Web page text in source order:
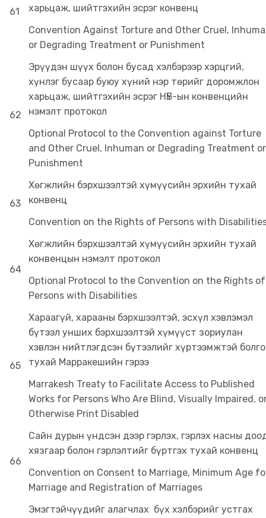
61
харьцаж, шийтгэхийн эсрэг конвенц
Convention Against Torture and Other Cruel,
or Degrading Treatment or Punishment
62
Эрүүдэн шүүх болон бусад хэлбэрээр хэрцгий,
хүнлэг бусаар буюу хүний нэр төрийг доромжлон
харьцаж, шийтгэхийн эсрэг НҮБ-ын конвенцийн
нэмэлт протокол
Optional Protocol to the Convention against Torture
and Other Cruel, Inhuman or Degrading Treatment or
Punishment
63
Хөгжлийн бэрхшээлтэй хүмүүсийн эрхийн тухай
конвенц
Convention on the Rights of Persons with
64
Хөгжлийн бэрхшээлтэй хүмүүсийн эрхийн тухай
конвенцын нэмэлт протокол
Optional Protocol to the Convention on the Rights of
Persons with Disabilities
65
Хараагүй, харааны бэрхшээлтэй, эсхүл хэвлэмэл
бүтээл унших бэрхшээлтэй хүмүүст зориулан
хэвлэн нийтлэгдсэн бүтээлийг хүртээмжтэй
тухай Марракешийн гэрээ
Marrakesh Treaty to Facilitate Access to Published
Works for Persons Who Are Blind, Visually Impaired,
Otherwise Print Disabled
66
Сайн дурын үндсэн дээр гэрлэх, гэрлэх насны
хязгаар болон гэрлэлтийг бүртгэх тухай конвенц
Convention on Consent to Marriage, Minimum Age
Marriage and Registration of Marriages
Эмэгтэйчүүдийг алагчлах бүх хэлбэрийг устгах